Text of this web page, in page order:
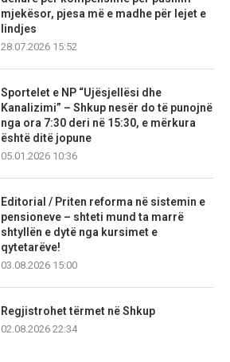
mjekësor, pjesa më e madhe për lejet e
lindjes
28.07.2026 15:52
Sportelet e NP “Ujësjellësi dhe
Kanalizimi” – Shkup nesër do të punojnë
nga ora 7:30 deri në 15:30, e mërkura
është ditë jopune
05.01.2026 10:36
Editorial / Priten reforma në sistemin e
pensioneve – shteti mund ta marrë
shtyllën e dytë nga kursimet e
qytetarëve!
03.08.2026 15:00
Regjistrohet tërmet në Shkup
02.08.2026 22:34